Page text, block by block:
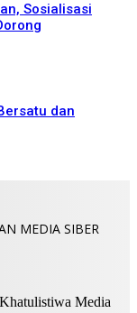
Sosialisasi
dan
MEDIA SIBER
Media